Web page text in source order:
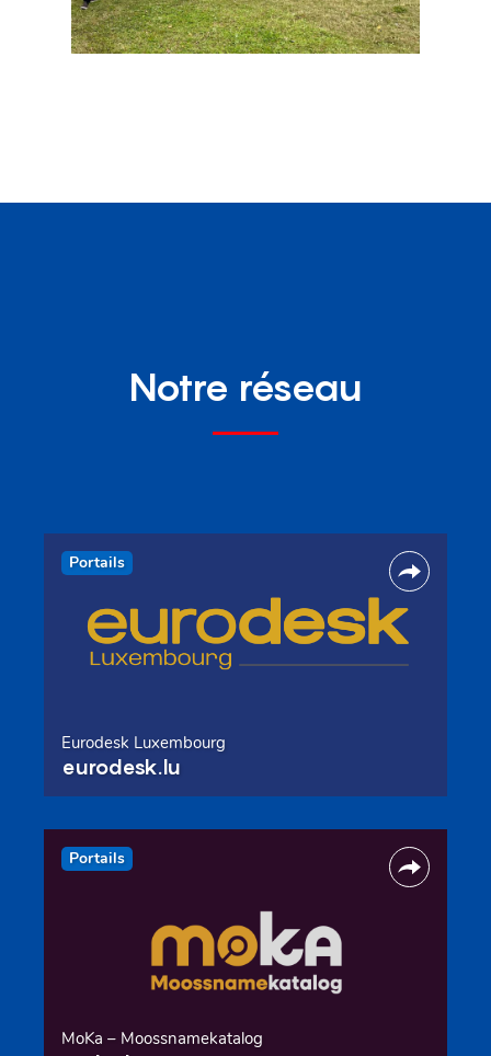
Notre réseau
Portails
Eurodesk Luxembourg
eurodesk.lu
Portails
MoKa – Moossnamekatalog